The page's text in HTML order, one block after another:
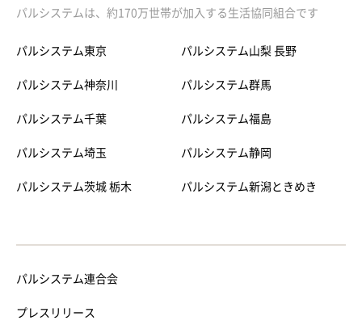
パルシステムは、約170万世帯が加入する生活協同組合です
パルシステム東京
パルシステム神奈川
パルシステム千葉
パルシステム埼玉
パルシステム茨城 栃木
パルシステム山梨 長野
パルシステム群馬
パルシステム福島
パルシステム静岡
パルシステム新潟ときめき
パルシステム連合会
プレスリリース